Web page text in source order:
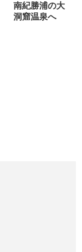
南紀勝浦の大
洞窟温泉へ